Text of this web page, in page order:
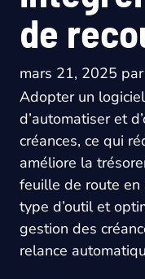
de
mars 21, 2025 par
Adopter un
d’automatiser et
créances, ce qui
améliore la
feuille de route
type d’outil et
gestion des
relance